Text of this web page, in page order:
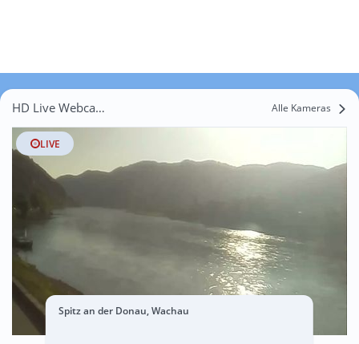
HD Live Webcams Fraberg Alle Kameras
LIVE
Spitz an der Donau, Wachau